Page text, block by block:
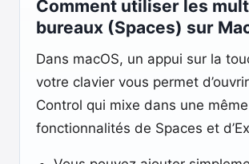
Comment utiliser les
bureaux (Spaces) sur
Dans macOS, un appui sur la
votre clavier vous permet
Control qui mixe dans une
fonctionnalités de Spaces et